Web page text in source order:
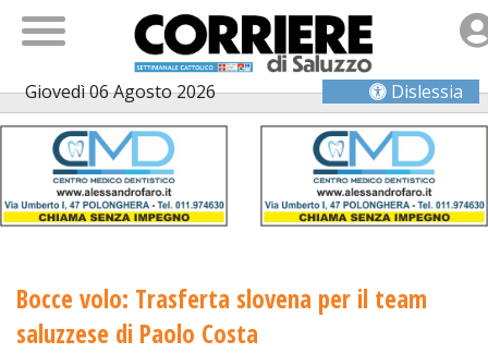
Giovedì 06 Agosto 2026 Dislessia
Bocce volo: Trasferta slovena per il team
saluzzese di Paolo Costa